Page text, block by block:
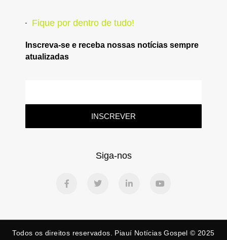
Fique por dentro de tudo!
Inscreva-se e receba nossas notícias sempre
atualizadas
INSCREVER
Siga-nos
Todos os direitos reservados. Piauí Notícias Gospel © 2025